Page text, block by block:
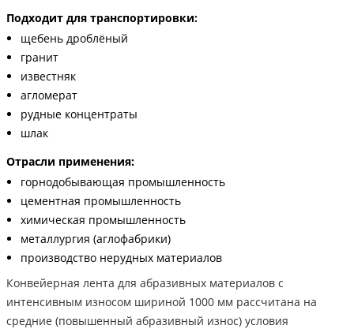
Подходит для транспортировки:
щебень дроблёный
гранит
известняк
агломерат
рудные концентраты
шлак
Отрасли применения:
горнодобывающая промышленность
цементная промышленность
химическая промышленность
металлургия (аглофабрики)
производство нерудных материалов
Конвейерная лента для абразивных материалов с
интенсивным износом шириной 1000 мм рассчитана на
средние (повышенный абразивный износ) условия